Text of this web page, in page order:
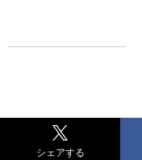
シェアする